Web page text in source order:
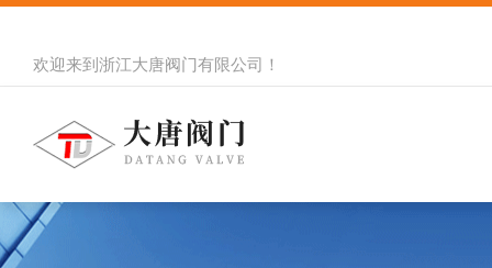
欢迎来到 浙江大唐阀门有限公司 ！